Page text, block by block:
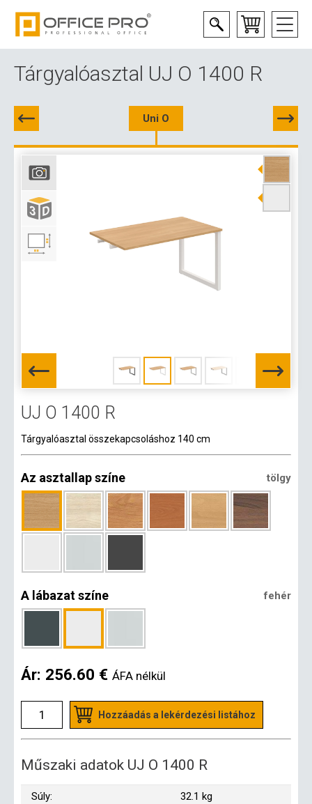
Tárgyalóasztal UJ O 1400 R
Uni O
UJ O 1400 R
Tárgyalóasztal összekapcsoláshoz 140 cm
Az asztallap színe tölgy
A lábazat színe fehér
Ár: 256.60 € ÁFA nélkül
Hozzáadás a lekérdezési listához
Műszaki adatok UJ O 1400 R
Súly:
32.1 kg